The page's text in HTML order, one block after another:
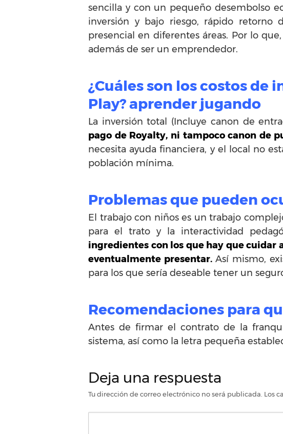
sencilla y con un pequeño desembolso
inversión y bajo riesgo, rápido retorno
presencial en diferentes áreas. Por lo
además de ser un emprendedor.
¿Cuáles son los costos
Play? aprender jugando
La inversión total (Incluye canon de
pago de Royalty, ni tampoco canon de
necesita ayuda financiera, y el local no
población mínima.
Problemas que pueden
El trabajo con niños es un trabajo
para el trato y la interactividad
ingredientes con los que hay que cuidar
eventualmente presentar.Así mismo,
para los que sería deseable tener un
Recomendaciones para
Antes de firmar el contrato de la
sistema, así como la letra pequeña
Deja una respuesta
Tu dirección de correo electrónico no será publicada. Los